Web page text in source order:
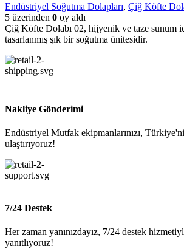
Endüstriyel Soğutma Dolapları, Çiğ Köfte
5 üzerinden 0 oy aldı
Çiğ Köfte Dolabı 02, hijyenik ve taze sunum
tasarlanmış şık bir soğutma ünitesidir.
Nakliye Gönderimi
Endüstriyel Mutfak ekipmanlarınızı,
ulaştırıyoruz!
7/24 Destek
Her zaman yanınızdayız, 7/24 destek
yanıtlıyoruz!